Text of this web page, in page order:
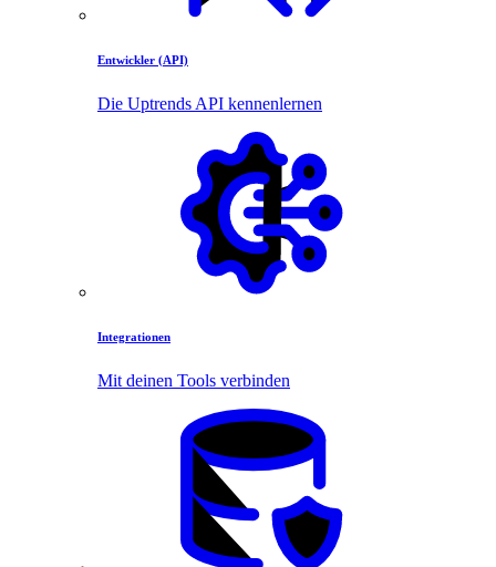
Entwickler (API)
Die Uptrends API kennenlernen
Integrationen
Mit deinen Tools verbinden